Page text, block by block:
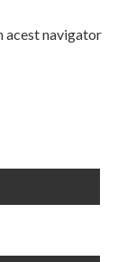
acest navigator